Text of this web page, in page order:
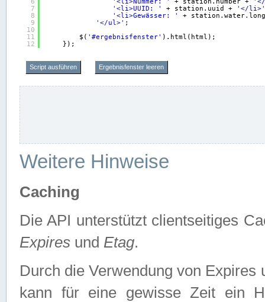
7
8
9
10
11
12
'<li>UUID: '
+ station.uuid +
'</li>'
'<li>Gewässer: '
+
'</ul>' ;
$( '#ergebnisfenster' ).html(html);
});
Script ausführen Ergebnisfenster leeren
Weitere Hinweise
Caching
Die API unterstützt clientseitiges
Expires und Etag.
Durch die Verwendung von
kann für eine gewisse Zeit ein